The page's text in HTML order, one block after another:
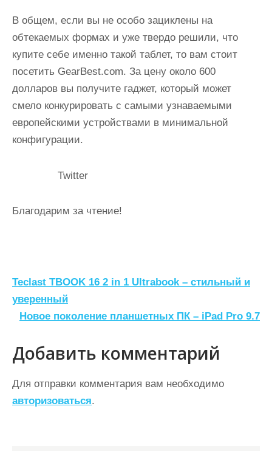
В общем, если вы не особо зациклены на
обтекаемых формах и уже твердо решили, что
купите себе именно такой таблет, то вам стоит
посетить GearBest.com. За цену около 600
долларов вы получите гаджет, который может
смело конкурировать с самыми узнаваемыми
европейскими устройствами в минимальной
конфигурации.
Twitter
Благодарим за чтение!
Н
а
в
и
г
а
ц
Teclast TBOOK 16 2 in 1 Ultrabook – стильный и
уверенный
Новое поколение планшетных ПК – iPad Pro 9.7
Добавить комментарий
Для отправки комментария вам необходимо
авторизоваться.